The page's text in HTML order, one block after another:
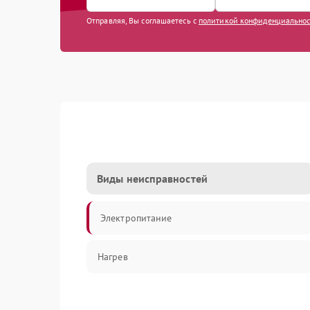
Отправляя, Вы соглашаетесь с политикой
Виды неисправностей
Электропитание
Нагрев